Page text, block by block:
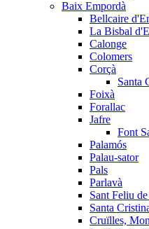
Baix Empordà
Bellcaire
La Bisbal
Calonge
Colomers
Corçà
Santa
Foixà
Forallac
Jafre
Font
Palamós
Palau-sator
Pals
Parlavà
Sant Feliu
Santa
Cruïlles,